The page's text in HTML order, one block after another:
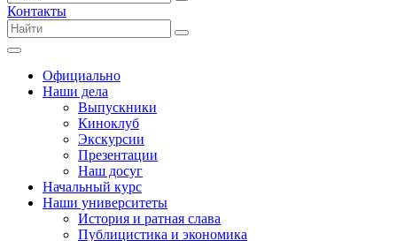
Контакты
Официально
Наши дела
Выпускники
Киноклуб
Экскурсии
Презентации
Наш досуг
Начальный курс
Наши университеты
История и ратная слава
Публицистика и экономика